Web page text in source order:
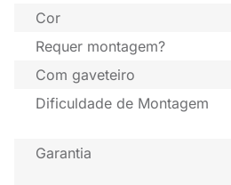
Cor
Requer montagem?
Com gaveteiro
Dificuldade de Montagem
Garantia